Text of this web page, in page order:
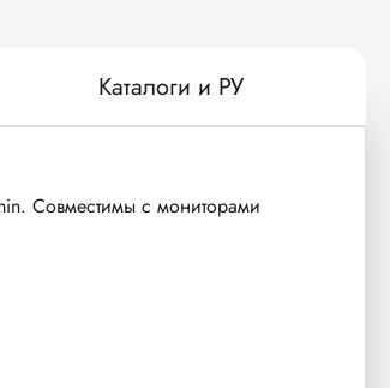
Каталоги и РУ
Совместимы с мониторами